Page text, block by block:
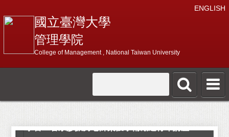
ENGLISH
國立臺灣大學
管理學院
College of Management , National Taiwan University
恭喜工管系廖振男老師榮獲學術勵進青年講座